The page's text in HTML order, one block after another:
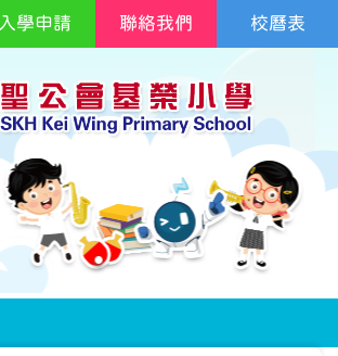
校曆表
入學申請 聯絡我們